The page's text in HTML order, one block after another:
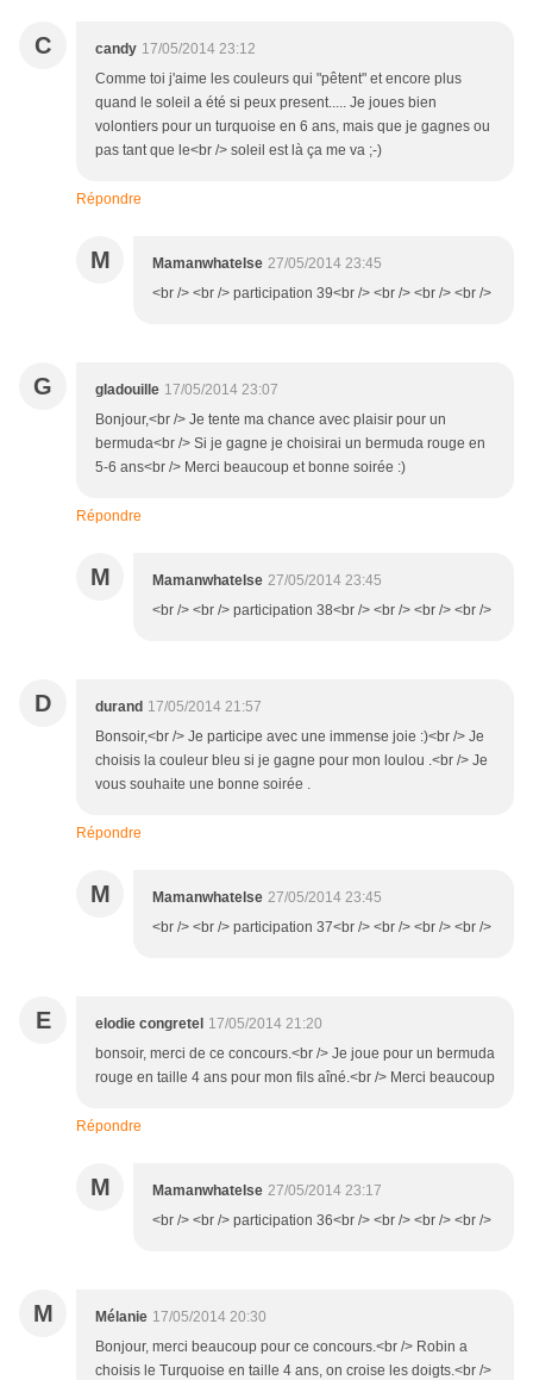
C candy 17/05/2014 23:12
Comme toi j'aime les couleurs qui "pêtent" et encore plus
quand le soleil a été si peux present..... Je joues bien
volontiers pour un turquoise en 6 ans, mais que je gagnes ou
pas tant que le<br /> soleil est là ça me va ;-)
Répondre
M Mamanwhatelse 27/05/2014 23:45
<br /> <br /> participation 39<br /> <br /> <br /> <br />
G gladouille 17/05/2014 23:07
Bonjour,<br /> Je tente ma chance avec plaisir pour un
bermuda<br /> Si je gagne je choisirai un bermuda rouge en
5-6 ans<br /> Merci beaucoup et bonne soirée :)
Répondre
M Mamanwhatelse 27/05/2014 23:45
<br /> <br /> participation 38<br /> <br /> <br /> <br />
D durand 17/05/2014 21:57
Bonsoir,<br /> Je participe avec une immense joie :)<br /> Je
choisis la couleur bleu si je gagne pour mon loulou .<br /> Je
vous souhaite une bonne soirée .
Répondre
M Mamanwhatelse 27/05/2014 23:45
<br /> <br /> participation 37<br /> <br /> <br /> <br />
E elodie congretel 17/05/2014 21:20
bonsoir, merci de ce concours.<br /> Je joue pour un bermuda
rouge en taille 4 ans pour mon fils aîné.<br /> Merci beaucoup
Répondre
M Mamanwhatelse 27/05/2014 23:17
<br /> <br /> participation 36<br /> <br /> <br /> <br />
M Mélanie 17/05/2014 20:30
Bonjour, merci beaucoup pour ce concours.<br /> Robin a
choisis le Turquoise en taille 4 ans, on croise les doigts.<br />